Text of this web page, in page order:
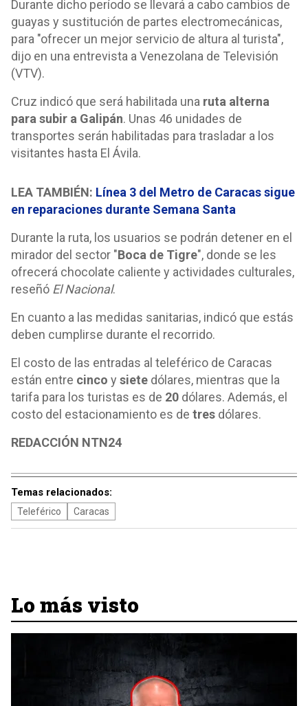
Durante dicho período se llevará a cabo cambios de
guayas y sustitución de partes electromecánicas,
para "ofrecer un mejor servicio de altura al turista",
dijo en una entrevista a Venezolana de Televisión
(VTV).
Cruz indicó que será habilitada una ruta alterna
para subir a Galipán. Unas 46 unidades de
transportes serán habilitadas para trasladar a los
visitantes hasta El Ávila.
LEA TAMBIÉN: Línea 3 del Metro de Caracas sigue
en reparaciones durante Semana Santa
Durante la ruta, los usuarios se podrán detener en el
mirador del sector "Boca de Tigre", donde se les
ofrecerá chocolate caliente y actividades culturales,
reseñó El Nacional.
En cuanto a las medidas sanitarias, indicó que estás
deben cumplirse durante el recorrido.
El costo de las entradas al teleférico de Caracas
están entre cinco y siete dólares, mientras que la
tarifa para los turistas es de 20 dólares. Además, el
costo del estacionamiento es de tres dólares.
REDACCIÓN NTN24
Temas relacionados:
Teleférico Caracas
Lo más visto